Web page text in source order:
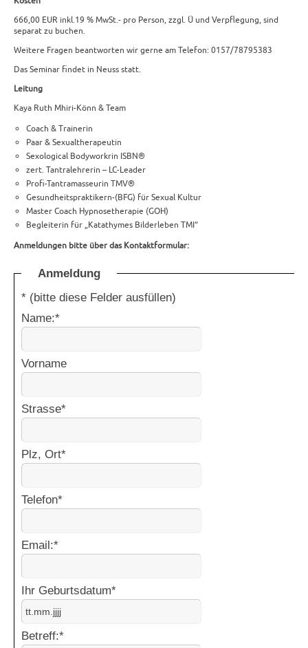
666,00 EUR inkl.19 % MwSt.- pro Person, zzgl. Ü und Verpflegung, sind
separat zu buchen.
Weitere Fragen beantworten wir gerne am Telefon: 0157/78795383
Das Seminar findet in Neuss statt.
Leitung
Kaya Ruth Mhiri-Könn & Team
Coach & Trainerin
Paar & Sexualtherapeutin
Sexological Bodyworkrin ISBN®
zert. Tantralehrerin – LC-Leader
Profi-Tantramasseurin TMV®
Gesundheitspraktikern-(BFG) für Sexual Kultur
Master Coach Hypnosetherapie (GOH)
Begleiterin für „Katathymes Bilderleben TMI“
Anmeldungen bitte über das Kontaktformular:
Anmeldung
* (bitte diese Felder ausfüllen)
Name:*
Vorname
Strasse*
Plz, Ort*
Telefon*
Email:*
Ihr Geburtsdatum*
Betreff:*